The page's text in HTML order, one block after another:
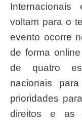
voltam para o
evento ocorre
de forma
de quatro
nacionais
prioridades
direitos e as